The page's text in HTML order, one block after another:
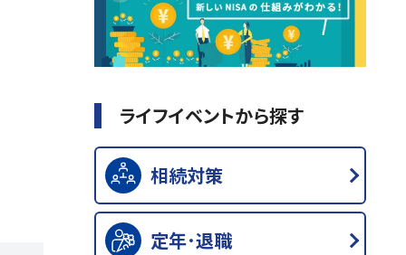
ライフイベントから探す
相続対策
定年･退職